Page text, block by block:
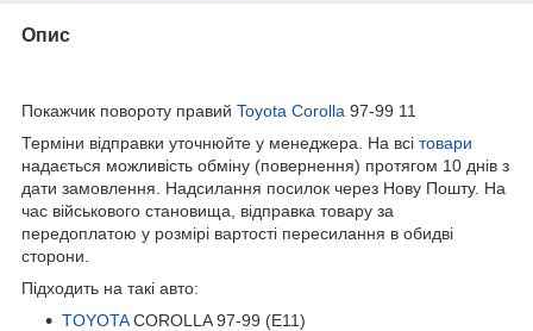
Опис
Покажчик повороту правий Toyota Corolla 97-99 11
Терміни відправки уточнюйте у менеджера. На всі товари
надається можливість обміну (повернення) протягом 10 днів з
дати замовлення. Надсилання посилок через Нову Пошту. На
час військового становища, відправка товару за
передоплатою у розмірі вартості пересилання в обидві
сторони.
Підходить на такі авто:
TOYOTACOROLLA 97-99 (E11)